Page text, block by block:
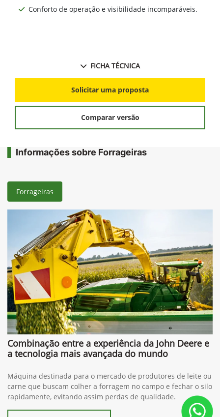
Conforto de operação e visibilidade incomparáveis.
FICHA TÉCNICA
Solicitar uma proposta
Comparar versão
Informações sobre Forrageiras
Forrageiras
Combinação entre a experiência da John Deere e
a tecnologia mais avançada do mundo
Máquina destinada para o mercado de produtores de leite ou
carne que buscam colher a forragem no campo e fechar o silo
rapidamente, evitando assim perdas de qualidade.